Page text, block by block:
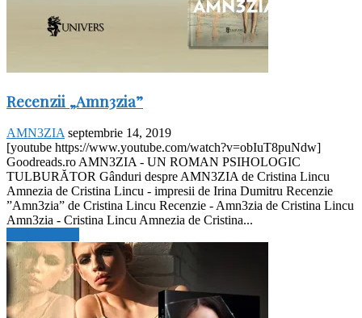
Recenzii „Amn3zia”
AMN3ZIA septembrie 14, 2019
[youtube https://www.youtube.com/watch?v=obIuT8puNdw]
Goodreads.ro AMN3ZIA - UN ROMAN PSIHOLOGIC
TULBURĂTOR Gânduri despre AMN3ZIA de Cristina Lincu
Amnezia de Cristina Lincu - impresii de Irina Dumitru Recenzie
”Amn3zia” de Cristina Lincu Recenzie - Amn3zia de Cristina Lincu
Amn3zia - Cristina Lincu Amnezia de Cristina...